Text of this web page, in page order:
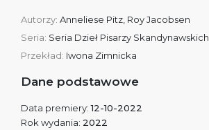
Autorzy: Anneliese Pitz Roy Jacobsen
Seria: Seria Dzieł Pisarzy Skandynawskich
Przekład: Iwona Zimnicka
Dane podstawowe
Data premiery:12-10-2022
Rok wydania: 2022